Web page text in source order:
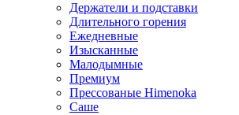
Держатели и подставки
Длительного горения
Ежедневные
Изысканные
Малодымные
Премиум
Прессованые Himenoka
Саше